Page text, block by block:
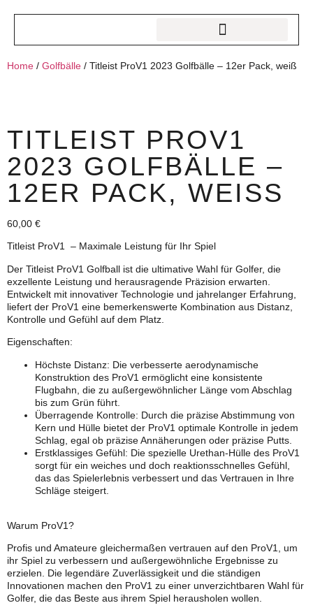
Home / Golfbälle / Titleist ProV1 2023 Golfbälle – 12er Pack, weiß
TITLEIST PROV1
2023 GOLFBÄLLE –
12ER PACK, WEISS
60,00 €
Titleist ProV1 – Maximale Leistung für Ihr Spiel
Der Titleist ProV1 Golfball ist die ultimative Wahl für Golfer, die
exzellente Leistung und herausragende Präzision erwarten.
Entwickelt mit innovativer Technologie und jahrelanger Erfahrung,
liefert der ProV1 eine bemerkenswerte Kombination aus Distanz,
Kontrolle und Gefühl auf dem Platz.
Eigenschaften:
Höchste Distanz: Die verbesserte aerodynamische
Konstruktion des ProV1 ermöglicht eine konsistente
Flugbahn, die zu außergewöhnlicher Länge vom Abschlag
bis zum Grün führt.
Überragende Kontrolle: Durch die präzise Abstimmung von
Kern und Hülle bietet der ProV1 optimale Kontrolle in jedem
Schlag, egal ob präzise Annäherungen oder präzise Putts.
Erstklassiges Gefühl: Die spezielle Urethan-Hülle des ProV1
sorgt für ein weiches und doch reaktionsschnelles Gefühl,
das das Spielerlebnis verbessert und das Vertrauen in Ihre
Schläge steigert.
Warum ProV1?
Profis und Amateure gleichermaßen vertrauen auf den ProV1, um
ihr Spiel zu verbessern und außergewöhnliche Ergebnisse zu
erzielen. Die legendäre Zuverlässigkeit und die ständigen
Innovationen machen den ProV1 zu einer unverzichtbaren Wahl für
Golfer, die das Beste aus ihrem Spiel herausholen wollen.